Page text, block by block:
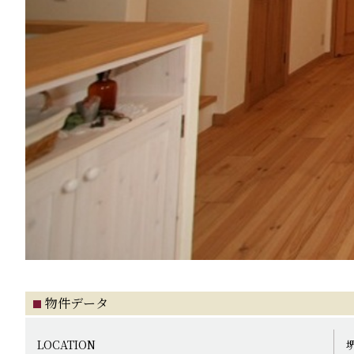
物件データ
LOCATION